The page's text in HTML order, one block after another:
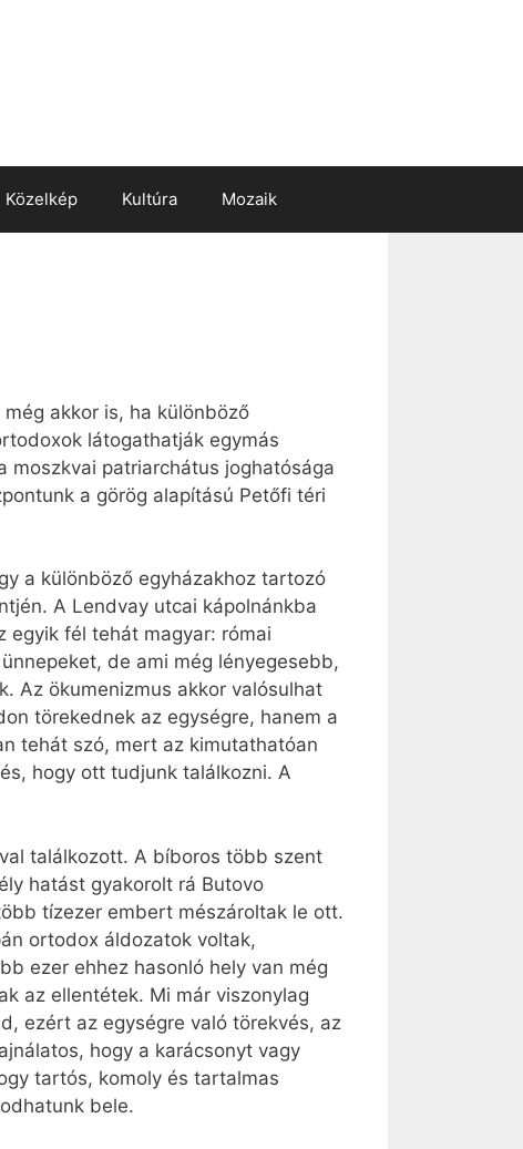
Közelkép Kultúra Mozaik
akkor is, ha különböző
látogathatják egymás
moszkvai patriarchátus joghatósága
a görög alapítású Petőfi téri
a különböző egyházakhoz tartozó
A Lendvay utcai kápolnánkba
egyik fél tehát magyar: római
de ami még lényegesebb,
Az ökumenizmus akkor valósulhat
törekednek az egységre, hanem a
tehát szó, mert az kimutathatóan
hogy ott tudjunk találkozni. A
találkozott. A bíboros több szent
hatást gyakorolt rá Butovo
tízezer embert mészároltak le ott.
ortodox áldozatok voltak,
ezer ehhez hasonló hely van még
az ellentétek. Mi már viszonylag
ezért az egységre való törekvés, az
hogy a karácsonyt vagy
tartós, komoly és tartalmas
bele.